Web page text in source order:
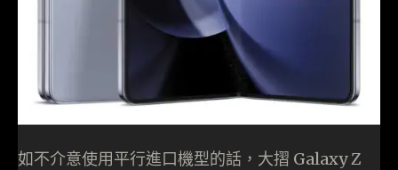
如不介意使用平行進口機型的話，大摺 Galaxy Z